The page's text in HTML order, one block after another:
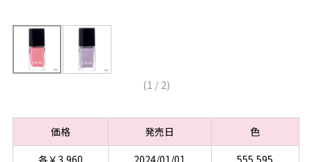
(1 /2)
価格 発売日
色